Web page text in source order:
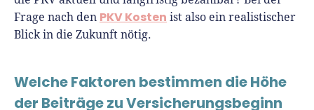
Frage nach den PKV Kosten ist also ein realistischer
Blick in die Zukunft nötig.
Welche Faktoren bestimmen die Höhe
der Beiträge zu Versicherungsbeginn